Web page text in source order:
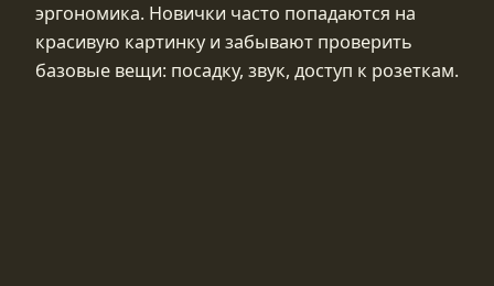
эргономика. Новички часто попадаются на
красивую картинку и забывают проверить
базовые вещи: посадку, звук, доступ к розеткам.